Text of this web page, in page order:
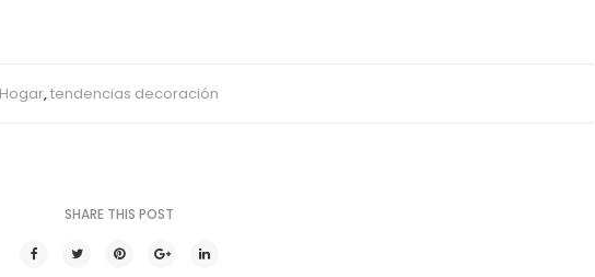
,tendencias decoración
SHARE THIS POST